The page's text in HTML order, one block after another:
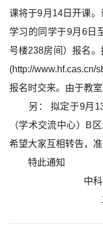
课将于9月14日开课
学习的同学于9月6日
号楼238房间）报名
(http://www.hf.cas.cn/
报名时交来。由于教
另： 拟定于9月13
（学术交流中心）B
希望大家互相转告，准
特此通知
中科
二